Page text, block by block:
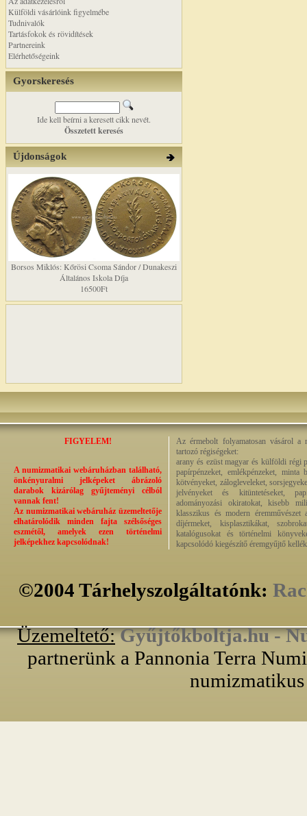
Külföldi vásárlóink figyelmébe
Tudnivalók
Tartásfokok és rövidítések
Partnereink
Elérhetőségeink
Gyorskeresés
Ide kell beírni a keresett cikk nevét.
Összetett keresés
Újdonságok
Borsos Miklós: Kőrösi Csoma Sándor / Dunakeszi
Általános Iskola Díja
16500Ft
FIGYELEM!
A numizmatikai webáruházban található,
önkényuralmi jelképeket ábrázoló
darabok kizárólag gyűjteményi célból
vannak fent!
Az numizmatikai webáruház üzemeltetője
elhatárolódik minden fajta szélsőséges
eszmétől, amelyek ezen történelmi
jelképekhez kapcsolódnak!
Az érmebolt folyamatosan vásárol a
tartozó régiségeket:
arany és ezüst magyar és külföldi régi
papírpénzeket, emlékpénzeket, minta
kötvényeket, zálogleveleket,
jelvényeket és kitüntetéseket,
adományozási okiratokat, kisebb
klasszikus és modern éremművészet
díjérmeket, kisplasztikákat,
katalógusokat és történelmi
kapcsolódó kiegészítő éremgyűjtő
©2004 Tárhelyszolgáltatónk:
Üzemeltető: Gyűjtőkboltja.hu -
partnerünk a Pannonia Terra
numizmatikus